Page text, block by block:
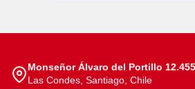
Monseñor Álvaro del Portillo 12.455
Las Condes, Santiago, Chile